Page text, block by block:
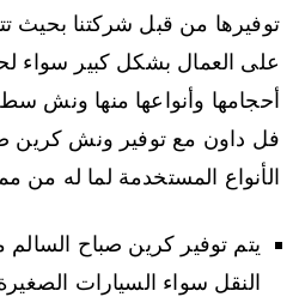
توفيرها من قبل شركتنا بحيث
على العمال بشكل كبير سواء
أحجامها وأنواعها منها ونش
فل داون مع توفير ونش كرين
الأنواع المستخدمة لما له من
يتم توفير كرين صباح
النقل سواء السيارات